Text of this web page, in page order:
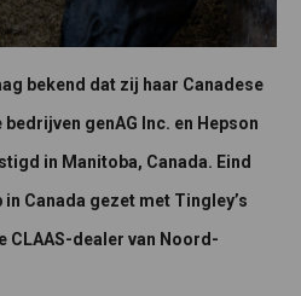
bekend dat zij haar Canadese
genAG Inc. en Hepson
in Manitoba, Canada. Eind
Canada gezet met Tingley’s
CLAAS-dealer van Noord-